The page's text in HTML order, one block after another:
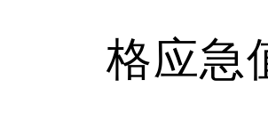
格应急